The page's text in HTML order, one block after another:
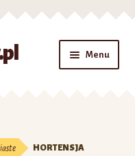
Menu
HORTENSJA